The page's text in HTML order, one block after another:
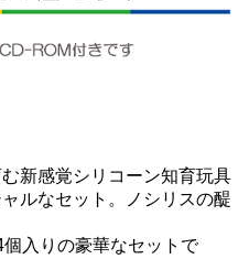
新感覚シリコーン知育玩具
ルなセット。ノシリスの醍
入りの豪華なセットで